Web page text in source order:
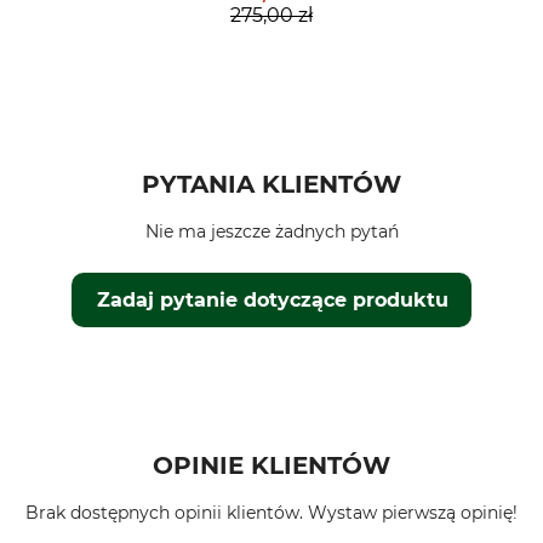
275,00 zł
PYTANIA KLIENTÓW
Zadaj pytanie dotyczące produktu
Nie ma jeszcze żadnych pytań
OPINIE KLIENTÓW
Brak dostępnych opinii klientów. Wystaw pierwszą opinię!